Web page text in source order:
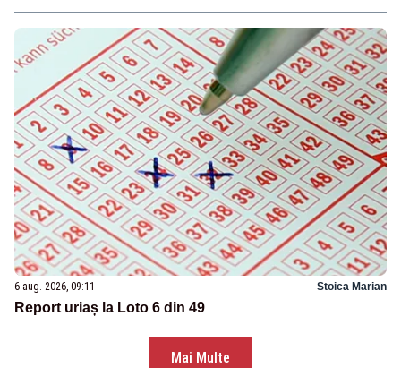
6 aug. 2026, 09:11 Stoica Marian
Report uriaș la Loto 6 din 49
Mai Multe